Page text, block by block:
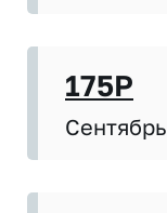
175P
Сентябрь